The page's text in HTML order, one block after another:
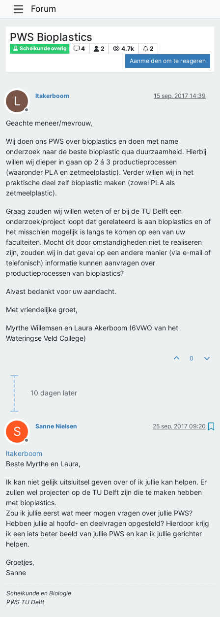
Forum
PWS Bioplastics
Scheikunde overig 4 2 4.7k
2
Aanmelden om te reageren
L
Offline
ltakerboom 15 sep. 2017 14:39
Geachte meneer/mevrouw,
Wij doen ons PWS over bioplastics en doen met name
onderzoek naar de beste bioplastic qua duurzaamheid. Hierbij
willen wij dieper in gaan op 2 á 3 productieprocessen
(waaronder PLA en zetmeelplastic). Verder willen wij in het
praktische deel zelf bioplastic maken (zowel PLA als
zetmeelplastic).
Graag zouden wij willen weten of er bij de TU Delft een
onderzoek/project loopt dat gerelateerd is aan bioplastics en of
het misschien mogelijk is langs te komen op een van uw
faculteiten. Mocht dit door omstandigheden niet te realiseren
zijn, zouden wij in dat geval op een andere manier (via e-mail of
telefonisch) informatie kunnen aanvragen over
productieprocessen van bioplastics?
Alvast bedankt voor uw aandacht.
Met vriendelijke groet,
Myrthe Willemsen en Laura Akerboom (6VWO van het
Wateringse Veld College)
0
10 dagen later
S
Offline
Sanne Nielsen 25 sep. 2017 09:20
ltakerboom
Beste Myrthe en Laura,
Ik kan niet gelijk uitsluitsel geven over of ik jullie kan helpen. Er
zullen wel projecten op de TU Delft zijn die te maken hebben
met bioplastics.
Zou ik jullie eerst wat meer mogen vragen over jullie PWS?
Hebben jullie al hoofd- en deelvragen opgesteld? Hierdoor krijg
ik een iets beter beeld van jullie PWS en kan ik jullie gerichter
helpen.
Groetjes,
Sanne
Scheikunde en Biologie
PWS TU Delft